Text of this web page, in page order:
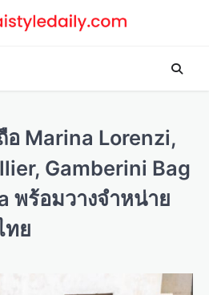
อ Marina Lorenzi,
Gamberini Bag
พร้อมวางจำหน่าย
ทย